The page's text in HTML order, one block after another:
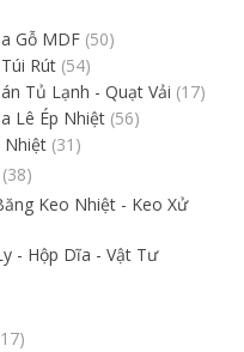
Gỗ MDF (50)
Rút (54)
Tủ Lạnh - Quạt Vải (17)
Lê Ép Nhiệt (56)
Nhiệt (31)
(38)
Keo Nhiệt - Keo Xử
- Hộp Dĩa - Vật Tư